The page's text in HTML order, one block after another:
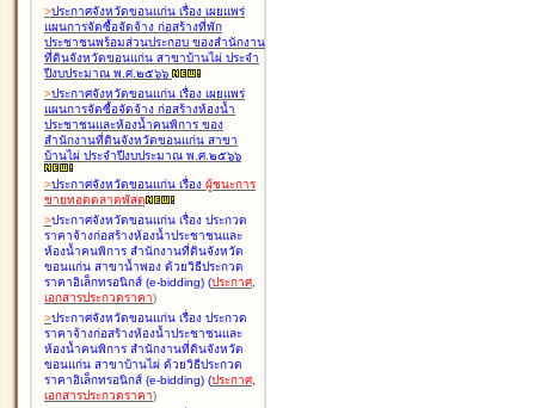
>ประกาศจังหวัดขอนแก่น เรื่อง เผยแพร่
แผนการจัดซื้อจัดจ้าง ก่อสร้างที่พัก
ประชาชนพร้อมส่วนประกอบ ของสำนักงาน
ที่ดินจังหวัดขอนแก่น สาขาบ้านไผ่ ประจำ
ปีงบประมาณ พ.ศ.๒๕๖๖
>ประกาศจังหวัดขอนแก่น เรื่อง เผยแพร่
แผนการจัดซื้อจัดจ้าง ก่อสร้างห้องน้ำ
ประชาชนและห้องน้ำคนพิการ ของ
สำนักงานที่ดินจังหวัดขอนแก่น สาขา
บ้านไผ่ ประจำปีงบประมาณ พ.ศ.๒๕๖๖
>ประกาศจังหวัดขอนแก่น เรื่อง ผู้ชนะการ
ขายทอดตลาดพัสดุ
>ประกาศจังหวัดขอนแก่น เรื่อง ประกวด
ราคาจ้างก่อสร้างห้องน้ำประชาชนและ
ห้องน้ำคนพิการ สำนักงานที่ดินจังหวัด
ขอนแก่น สาขาน้ำพอง ด้วยวิธีประกวด
ราคาอิเล็กทรอนิกส์ (e-bidding) (ประกาศ,
เอกสารประกวดราคา)
>ประกาศจังหวัดขอนแก่น เรื่อง ประกวด
ราคาจ้างก่อสร้างห้องน้ำประชาชนและ
ห้องน้ำคนพิการ สำนักงานที่ดินจังหวัด
ขอนแก่น สาขาบ้านไผ่ ด้วยวิธีประกวด
ราคาอิเล็กทรอนิกส์ (e-bidding) (ประกาศ,
เอกสารประกวดราคา)